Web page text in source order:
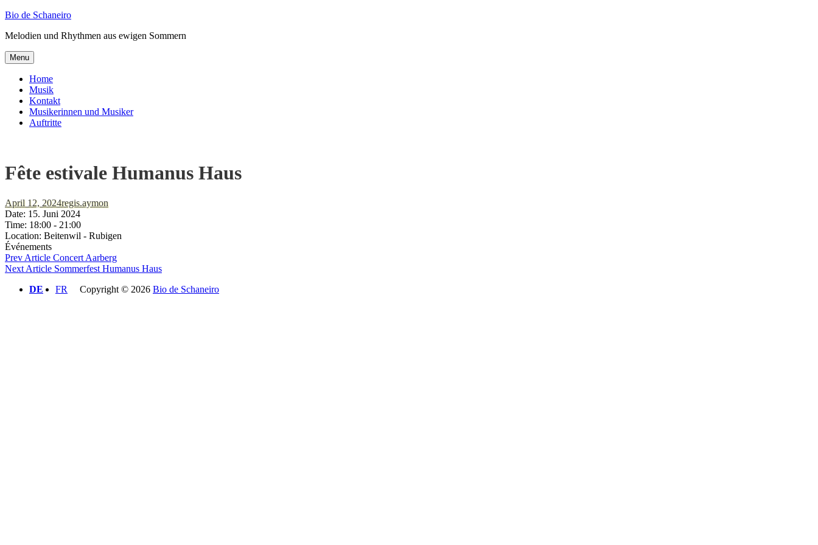
Skip
content
Bio de Schaneiro
Melodien und Rhythmen aus ewigen Sommern
Menu
Home
Musik
Kontakt
Musikerinnen und Musiker
Auftritte
Fête estivale Humanus Haus
Posted-
on
April 12, 2024By
line
Byline
regis.aymon
Date: 15. Juni 2024
Time: 18:00 - 21:00
Location: Beitenwil - Rubigen
Événements
Beitragsnavigation
Previous
Post
Prev Article Concert Aarberg
Next
Next Article Sommerfest Humanus Haus
DE
FR Copyright © 2026 Bio de Schaneiro